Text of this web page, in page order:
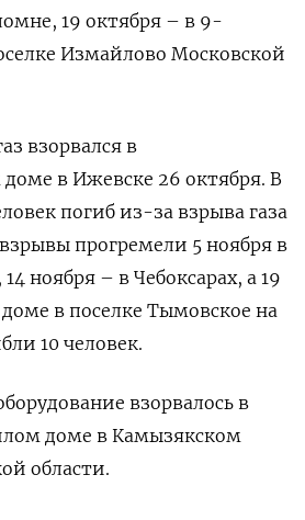
19 октября – в 9-
Измайлово Московской
взорвался в
в Ижевске 26 октября. В
погиб из-за взрыва газа
прогремели 5 ноября в
ноября – в Чебоксарах, а 19
в поселке Тымовское на
10 человек.
взорвалось в
доме в Камызякском
области.